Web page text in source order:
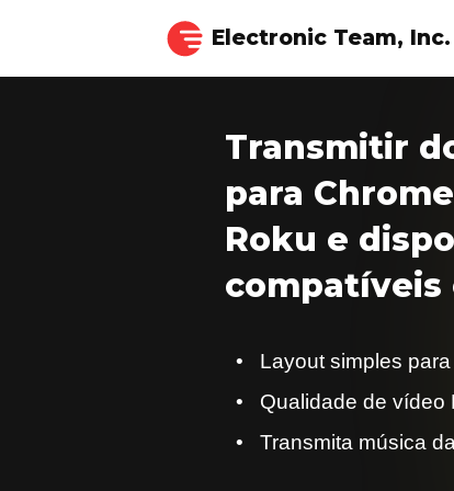
Electronic Team, Inc.
Transmitir
para
Roku e
compatíveis
Layout simples
Qualidade de vídeo
Transmita música